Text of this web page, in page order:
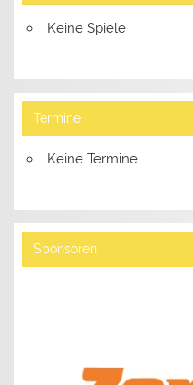
Keine Spiele
Termine
Keine Termine
Sponsoren